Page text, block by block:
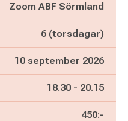
Zoom ABF Sörmland
6 (torsdagar)
10 september 2026
Pågår mellan
18.30 - och
20.15
450:-